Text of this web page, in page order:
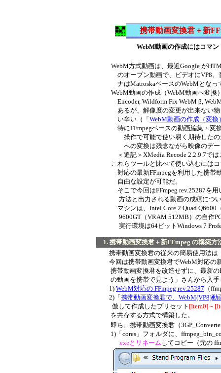
携帯動画変換君＋新
WebM動画の作成にはコマ
WebM方式動画は、最近Google が
のオープン動画で、ビデオにVP8、
ナはMatroskaベースのWebMとなっ
WebM動画の作成（WebM動画へ変換
Encoder, Wildform Fix WebM β,
あるが、解像度の変更が出来ない
い辛い（「 WebM動画の作成（変換
特にFFmpegベースの動画編集・変
操作で可能で使い易く期待したの
への変換は残念ながら映像のデー
＜追記＞XMedia Recode 2.2.9.7で
これらツールと比べて使い込むには
対応の最新FFmpegを利用した携帯
自由な設定が可能だ。
そこで今回はFFmpeg rev.25287を
方法と出力される動画の成績につ
マシンは、Intel Core 2 Quad Q6600
9600GT（VRAM 512MB）の自作
実行環境は64ビットWindows 7
1. 携帯動画変換君＋新FFmpeg の構築方
携帯動画変換君の従来の簡易使用法
今回は携帯動画変換君でWebM対応の
携帯動画変換君を改造せずに、最新の
の動画を携帯で見よう」さんから入手
1) WebM対応の FFmpeg rev.25287 （
2)「 携帯動画変換君で、WebM(VP8)動
倣して作成したプリセット [Item0]～
を共存する方式で構築した。
即ち、携帯動画変換君（
1)「cores」フォルダに、
.exeとリネーム してコピー（元の